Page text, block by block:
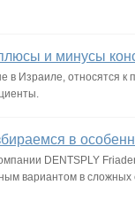
и минусы
в Израиле, относятся к
в
DENTSPLY
вариантом в